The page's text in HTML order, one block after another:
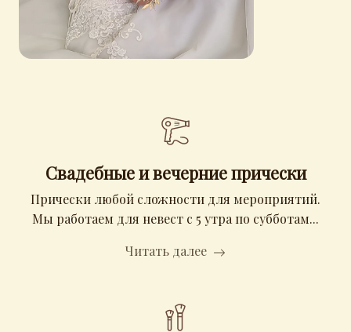
Свадебные и вечерние прически
Прически любой сложности для мероприятий.
Мы работаем для невест с 5 утра по субботам...
Читать далее